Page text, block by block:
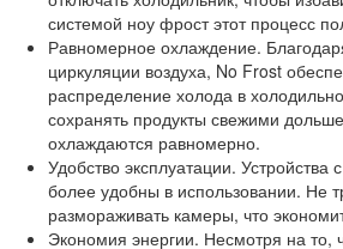
системой ноу фрост этот процесс
Равномерное охлаждение.
циркуляции воздуха, No Frost
распределение холода в
сохранять продукты свежими
охлаждаются равномерно.
Удобство эксплуатации. Устройства
более удобны в использовании. Не
размораживать камеры, что
Экономия энергии. Несмотря на то,